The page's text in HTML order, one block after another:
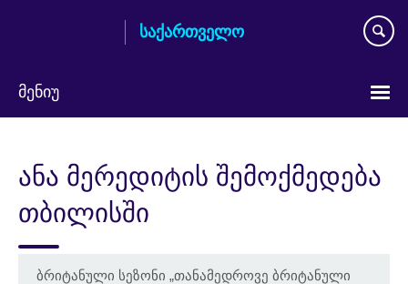
საქართველო
მენიუ
ანა მერედიტის შემოქმედება
თბილისში
ბრიტანული სეზონი „თანამედროვე ბრიტანული